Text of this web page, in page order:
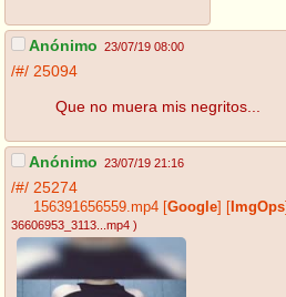
Anónimo 23/07/19 08:00
/#/ 25094
Que no muera mis negritos...
Anónimo 23/07/19 21:16
/#/ 25274
156391656559.mp4 Google ImgOps
36606953_3113...mp4 )